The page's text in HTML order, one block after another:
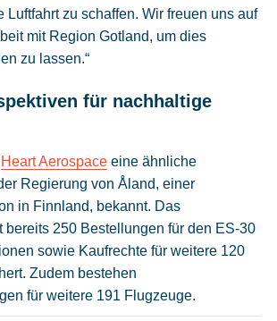
Luftfahrt zu schaffen. Wir freuen uns auf
mit Region Gotland, um dies
zu lassen.“
für nachhaltige
Heart Aerospaceeine ähnliche
Regierung von Åland, einer
in Finnland, bekannt. Das
bereits 250 Bestellungen für den ES-30
sowie Kaufrechte für weitere 120
Zudem bestehen
für weitere 191 Flugzeuge.